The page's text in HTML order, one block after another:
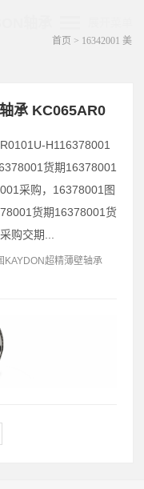
首页 > 16342001 美
承 KC065AR0
H116378001
货期16378001
采购，16378001图
货期16378001货
购交期...
KAYDON超精薄壁轴承